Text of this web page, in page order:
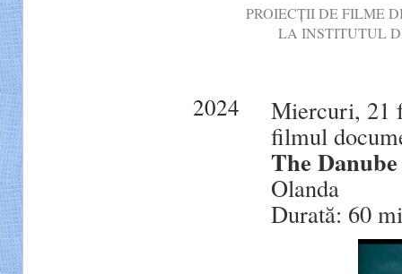
PROIECȚII DE FILME
LA INSTITUTUL
2024
Miercuri, 21
filmul
The
Olanda
Durată: 60